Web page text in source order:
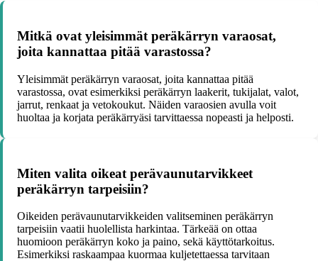
Mitkä ovat yleisimmät peräkärryn varaosat,
joita kannattaa pitää varastossa?
Yleisimmät peräkärryn varaosat, joita kannattaa pitää
varastossa, ovat esimerkiksi peräkärryn laakerit, tukijalat, valot,
jarrut, renkaat ja vetokoukut. Näiden varaosien avulla voit
huoltaa ja korjata peräkärryäsi tarvittaessa nopeasti ja helposti.
Miten valita oikeat perävaunutarvikkeet
peräkärryn tarpeisiin?
Oikeiden perävaunutarvikkeiden valitseminen peräkärryn
tarpeisiin vaatii huolellista harkintaa. Tärkeää on ottaa
huomioon peräkärryn koko ja paino, sekä käyttötarkoitus.
Esimerkiksi raskaampaa kuormaa kuljetettaessa tarvitaan